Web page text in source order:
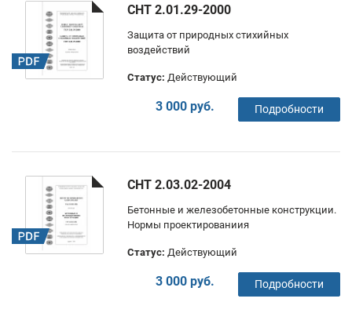
СНТ 2.01.29-2000
Защита от природных стихийных
воздействий
Статус: Действующий
3 000 руб. Подробности
СНТ 2.03.02-2004
Бетонные и железобетонные конструкции.
Нормы проектированиия
Статус: Действующий
3 000 руб. Подробности